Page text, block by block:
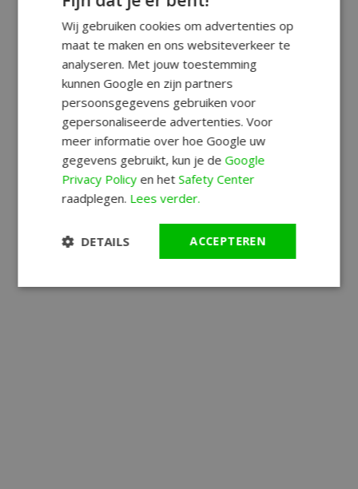
Wij gebruiken cookies om advertenties op
maat te maken en ons websiteverkeer te
analyseren. Met jouw toestemming
kunnen Google en zijn partners
persoonsgegevens gebruiken voor
gepersonaliseerde advertenties. Voor
meer informatie over hoe Google uw
gegevens gebruikt, kun je deGoogle
Privacy Policyen hetSafety Center
raadplegen. Lees verder.
ACCEPTEREN
DETAILS